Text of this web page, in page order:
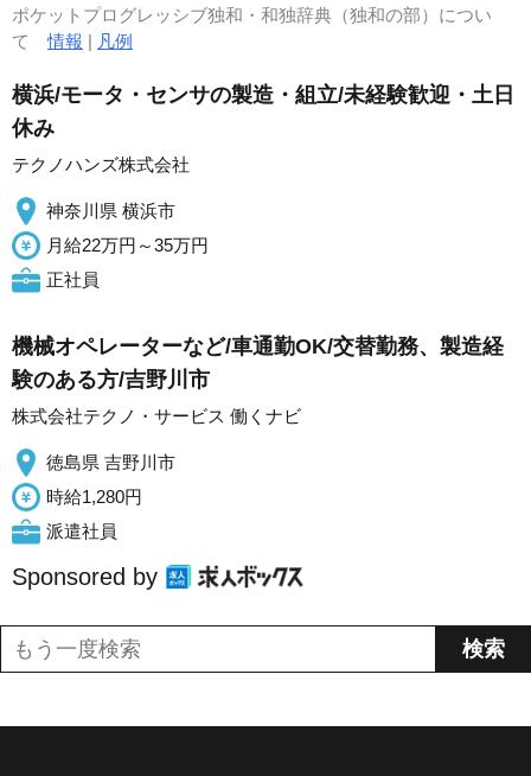
ポケットプログレッシブ独和・和独辞典（独和の部）につい
て情報 | 凡例
横浜/モータ・センサの製造・組立/未経験歓迎・土日
休み
テクノハンズ株式会社
神奈川県 横浜市
月給22万円～35万円
正社員
機械オペレーターなど/車通勤OK/交替勤務、製造経
験のある方/吉野川市
株式会社テクノ・サービス 働くナビ
徳島県 吉野川市
時給1,280円
派遣社員
Sponsored by